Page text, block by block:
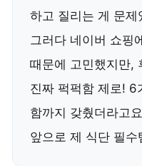
하고 질리는 게 문제
그러다 네이버 쇼핑
때문에 고민했지만,
진짜 퍽퍽함 제로! 6
함까지 갖췄더라고
앞으로 제 식단 필